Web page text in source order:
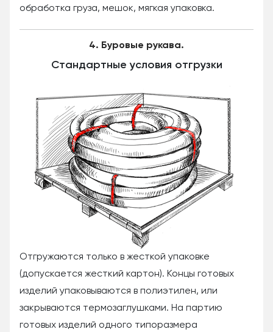
обработка груза, мешок, мягкая упаковка.
4. Буровые рукава.
Стандартные условия отгрузки
Отгружаются только в жесткой упаковке
(допускается жесткий картон). Концы готовых
изделий упаковываются в полиэтилен, или
закрываются термозаглушками. На партию
готовых изделий одного типоразмера